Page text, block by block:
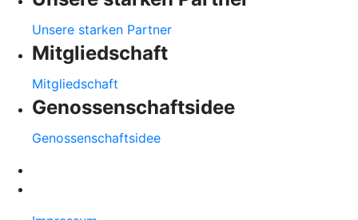
Unsere starken Partner
Mitgliedschaft
Mitgliedschaft
Genossenschaftsidee
Genossenschaftsidee